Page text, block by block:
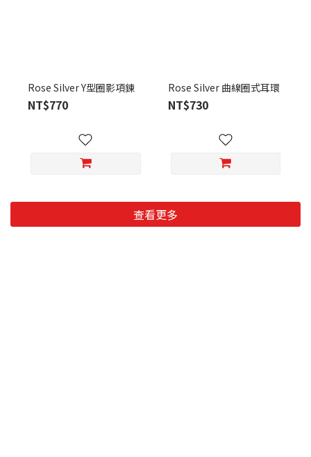
Rose Silver Y型圈影項鍊
NT$770
Rose Silver 曲線圈式耳環
NT$730
查看更多